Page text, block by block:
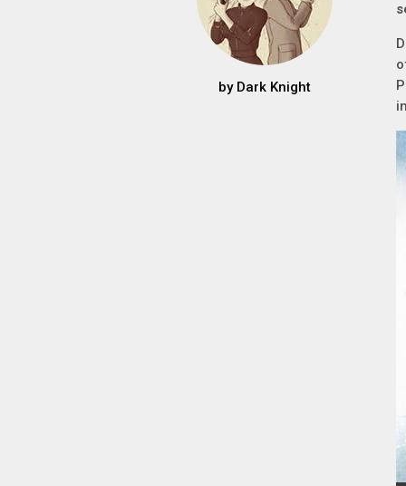
by Dark Knight